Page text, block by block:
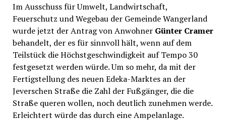
Im Ausschuss für Umwelt, Landwirtschaft,
Feuerschutz und Wegebau der Gemeinde Wangerland
wurde jetzt der Antrag von AnwohnerGünter Cramer
behandelt, der es für sinnvoll hält, wenn auf dem
Teilstück die Höchstgeschwindigkeit auf Tempo 30
festgesetzt werden würde. Um so mehr, da mit der
Fertigstellung des neuen Edeka-Marktes an der
Jeverschen Straße die Zahl der Fußgänger, die die
Straße queren wollen, noch deutlich zunehmen werde.
Erleichtert würde das durch eine Ampelanlage.